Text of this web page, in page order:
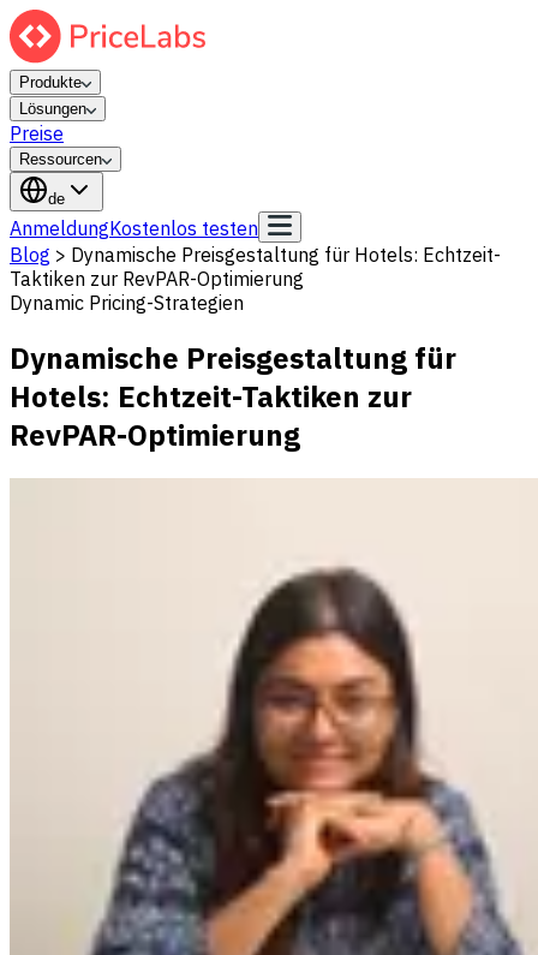
Produkte
Lösungen
Preise
Ressourcen
de
AnmeldungKostenlos testen
Blog > Dynamische Preisgestaltung für Hotels: Echtzeit-
Taktiken zur RevPAR-Optimierung
Dynamic Pricing-Strategien
Dynamische Preisgestaltung für
Hotels: Echtzeit-Taktiken zur
RevPAR-Optimierung